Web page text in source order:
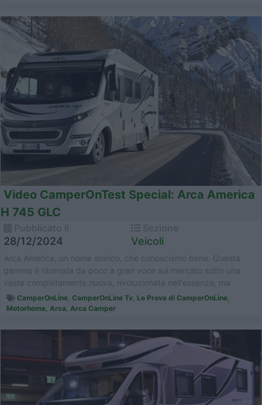
Video CamperOnTest Special: Arca America
H 745 GLC
28/12/2024 Veicoli
Arca America, un nome storico, che conosciamo bene. Questa
gamma è ritornata da poco a gran voce sul mercato sotto una
veste completamente nuova, rivoluzionata nell'essenza, ma
sempre pront...
CamperOnLine CamperOnLine Tv Le Prove di CamperOnLine
Motorhome Arca Arca Camper